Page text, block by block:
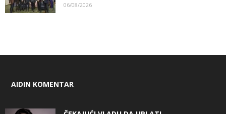
06/08/2026
AIDIN KOMENTAR